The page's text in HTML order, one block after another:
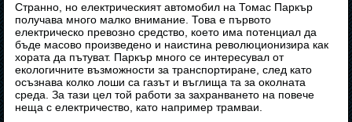
Странно, но електрическият автомобил на Томас Паркър
получава много малко внимание. Това е първото
електрическо превозно средство, което има потенциал да
бъде масово произведено и наистина революционизира как
хората да пътуват. Паркър много се интересувал от
екологичните възможности за транспортиране, след като
осъзнава колко лоши са газът и въглища та за околната
среда. За тази цел той работи за захранването на повече
неща с електричество, като например трамваи.